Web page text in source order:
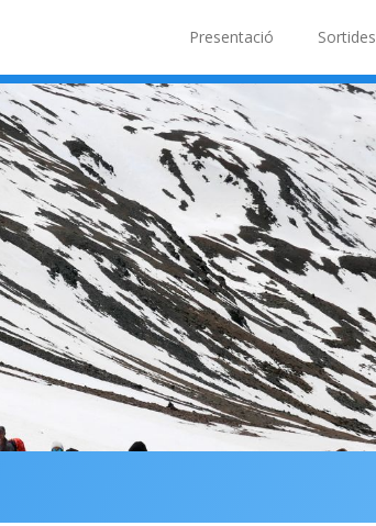
Presentació Sortides